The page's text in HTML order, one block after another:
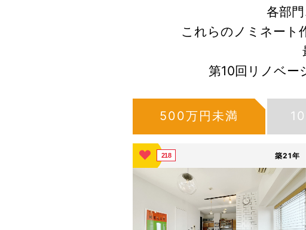
各部
これらのノミネート
第10回リノベー
500万円未満
218 築21年